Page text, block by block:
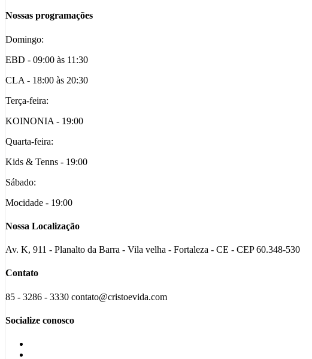
Nossas programações
Domingo:
EBD - 09:00 às 11:30
CLA - 18:00 às 20:30
Terça-feira:
KOINONIA - 19:00
Quarta-feira:
Kids & Tenns - 19:00
Sábado:
Mocidade - 19:00
Nossa Localização
Av. K, 911 - Planalto da Barra - Vila velha - Fortaleza - CE - CEP 60.348-530
Contato
85 - 3286 - 3330 contato@cristoevida.com
Socialize conosco